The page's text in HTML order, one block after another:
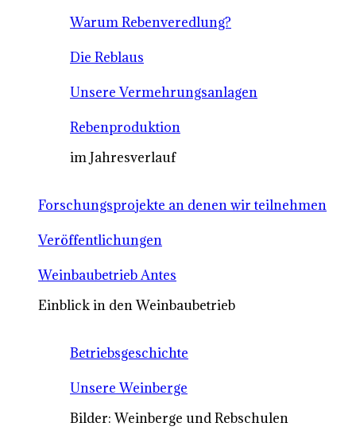
Warum Rebenveredlung?
Die Reblaus
Unsere Vermehrungsanlagen
Rebenproduktion
im Jahresverlauf
Forschungsprojekte an denen wir teilnehmen
Veröffentlichungen
Weinbaubetrieb Antes
Einblick in den Weinbaubetrieb
Betriebsgeschichte
Unsere Weinberge
Bilder: Weinberge und Rebschulen